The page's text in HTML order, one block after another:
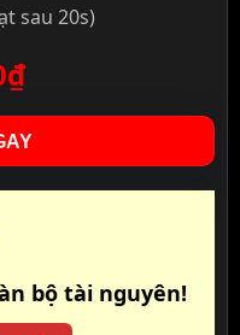
sau 20s)
bộ tài nguyên!